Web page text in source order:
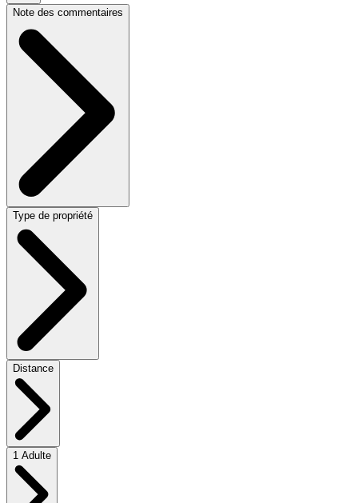
Note des commentaires
Type de propriété
Distance
1 Adulte